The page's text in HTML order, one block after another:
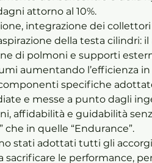
attorno al 10%.
integrazione dei
della testa cilindri:
di polmoni e supporti
aumentando l’efficienza in
specifiche
e messe a punto dagli
affidabilità e guidabilità
in quelle “Endurance”.
stati adottati tutti gli
le performance,